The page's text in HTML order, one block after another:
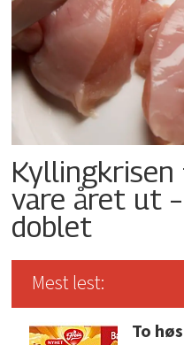
vare året ut
doblet
Mest lest:
To